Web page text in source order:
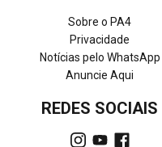
Sobre o PA4
Privacidade
Notícias pelo WhatsApp
Anuncie Aqui
REDES SOCIAIS